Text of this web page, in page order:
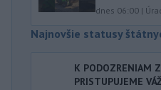
dnes 06:00 |
Najnovšie statusy
K PODOZRENIAM
PRISTUPUJEME